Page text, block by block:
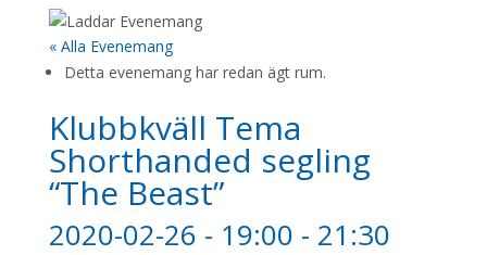
« Alla Evenemang
Detta evenemang har redan ägt rum.
Klubbkväll Tema
Shorthanded segling
“The Beast”
2020-02-26 - 19:00 - 21:30